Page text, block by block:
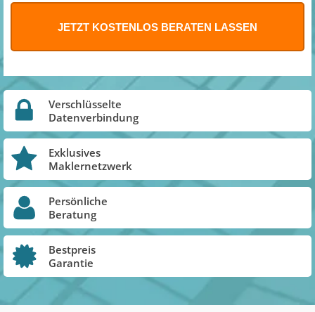
Verschlüsselte
Datenverbindung
Exklusives
Maklernetzwerk
Persönliche
Beratung
Bestpreis
Garantie